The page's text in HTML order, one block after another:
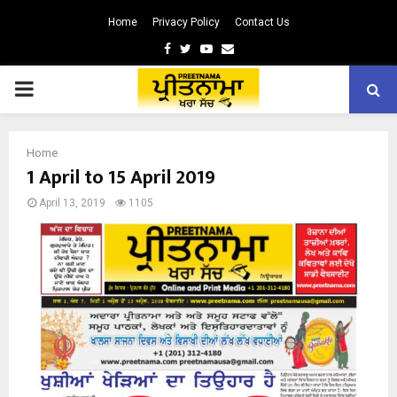
Home Privacy Policy Contact Us
Facebook
TwitterYoutube
Email
PRIMARY
Home
1 April to 15 April 2019
April 13, 2019 1105